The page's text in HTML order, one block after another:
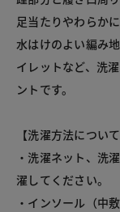
足当たりやわらかに
水はけのよい編み
イレットなど、洗
ントです。
【洗濯方法について
・洗濯ネット、洗
濯してください。
・インソール（中